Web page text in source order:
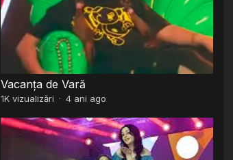
Vacanța de Vară
1K vizualizări · 4 ani ago